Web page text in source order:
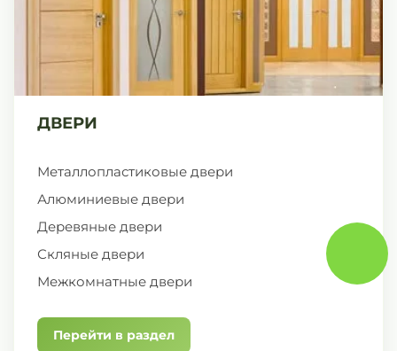
ДВЕРИ
Металлопластиковые двери
Алюминиевые двери
Деревяные двери
Скляные двери
Межкомнатные двери
Перейти в раздел